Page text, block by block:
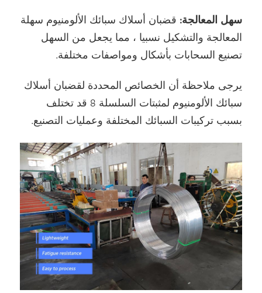
سهل المعالجة: قضبان أسلاك سبائك الألومنيوم سهلة
المعالجة والتشكيل نسبيا ، مما يجعل من السهل
تصنيع السحابات بأشكال ومواصفات مختلفة.
يرجى ملاحظة أن الخصائص المحددة لقضبان أسلاك
سبائك الألومنيوم لمثبتات السلسلة 8 قد تختلف
بسبب تركيبات السبائك المختلفة وعمليات التصنيع.